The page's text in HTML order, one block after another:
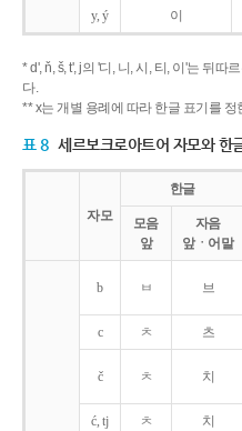
y, ý 이
* d', ň, š, t', j의 '디, 니, 시, 티, 이'는 뒤따
다.
** x는 개별 용례에 따라 한글 표기를 정
표 8 세르보크로아트어 자모와 한
자모
한글
모음
앞
자음
앞ㆍ어말
b ㅂ 브
c ㅊ 츠
č ㅊ 치
ć, tj ㅊ 치